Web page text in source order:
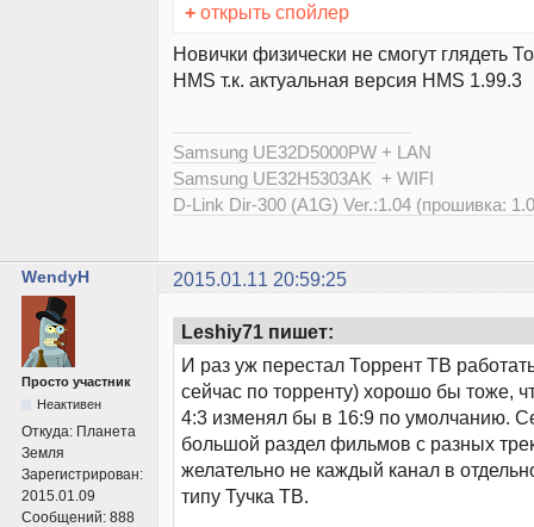
+ открыть спойлер
Новички физически не смогут глядеть
HMS т.к. актуальная версия HMS 1.99.3
Samsung UE32D5000PW + LAN
Samsung UE32H5303AK + WIFI
D-Link Dir-300 (A1G) Ver.:1.04 (прошивка:
WendyH 2015.01.11 20:59:25
Просто участник
Неактивен
Откуда: Планета
Земля
Зарегистрирован:
2015.01.09
Сообщений: 888
Leshiy71 пишет:
И раз уж перестал Торрент ТВ
сейчас по торренту) хорошо бы тоже,
4:3 изменял бы в 16:9 по умолчанию.
большой раздел фильмов с разных
желательно не каждый канал в
типу Тучка ТВ.